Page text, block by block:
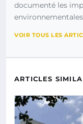
documenté les
VOIR TOUS LES
ARTICLES